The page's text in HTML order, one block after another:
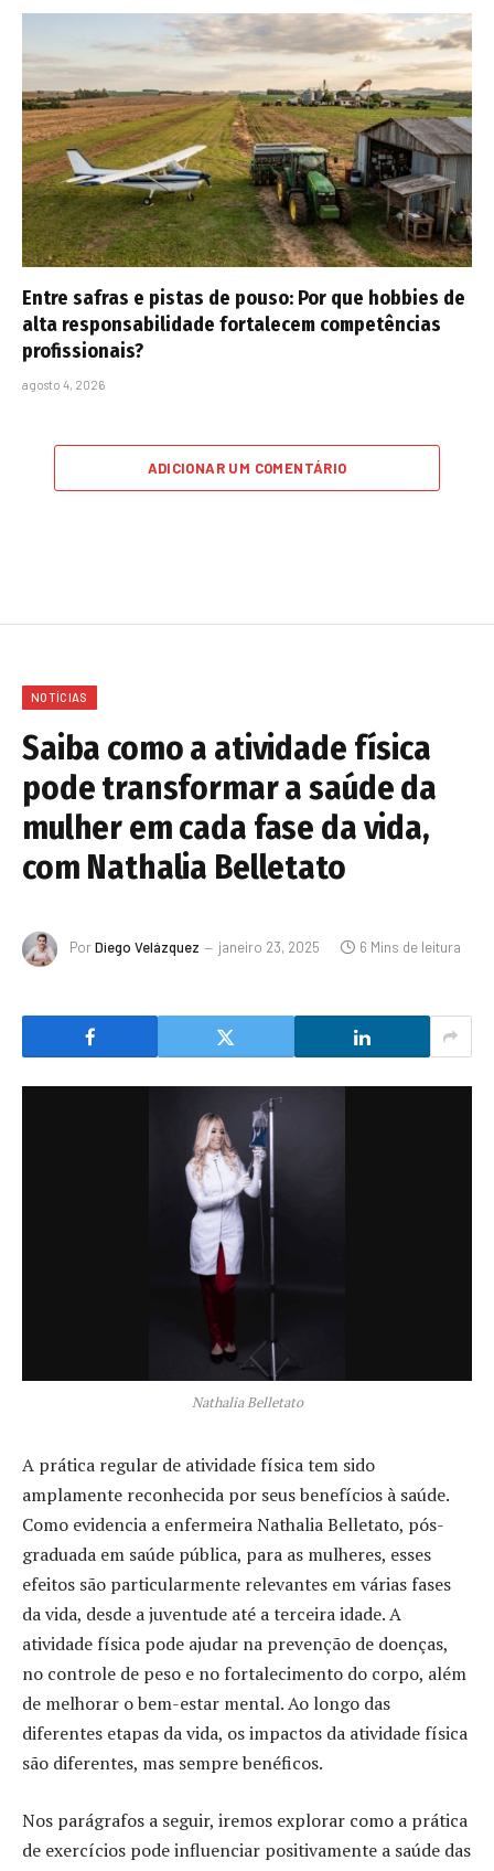
Entre safras e pistas de pouso: Por que hobbies de
alta responsabilidade fortalecem competências
profissionais?
agosto 4, 2026
ADICIONAR UM COMENTÁRIO
NOTÍCIAS
Saiba como a atividade física
pode transformar a saúde da
mulher em cada fase da vida,
com Nathalia Belletato
PorDiego Velázquez janeiro 23, 2025 6 Mins de leitura
Nathalia Belletato
A prática regular de atividade física tem sido
amplamente reconhecida por seus benefícios à saúde.
Como evidencia a enfermeira Nathalia Belletato, pós-
graduada em saúde pública, para as mulheres, esses
efeitos são particularmente relevantes em várias fases
da vida, desde a juventude até a terceira idade. A
atividade física pode ajudar na prevenção de doenças,
no controle de peso e no fortalecimento do corpo, além
de melhorar o bem-estar mental. Ao longo das
diferentes etapas da vida, os impactos da atividade física
são diferentes, mas sempre benéficos.
Nos parágrafos a seguir, iremos explorar como a prática
de exercícios pode influenciar positivamente a saúde das